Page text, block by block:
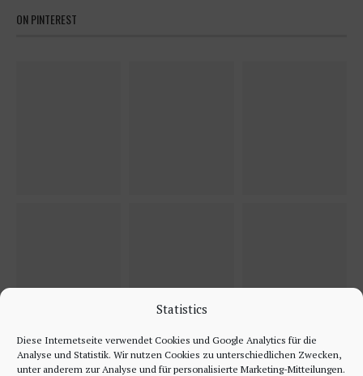
Statistics
Diese Internetseite verwendet Cookies und Google Analytics für die
Analyse und Statistik. Wir nutzen Cookies zu unterschiedlichen Zwecken,
unter anderem zur Analyse und für personalisierte Marketing-Mitteilungen.
ON PINTEREST